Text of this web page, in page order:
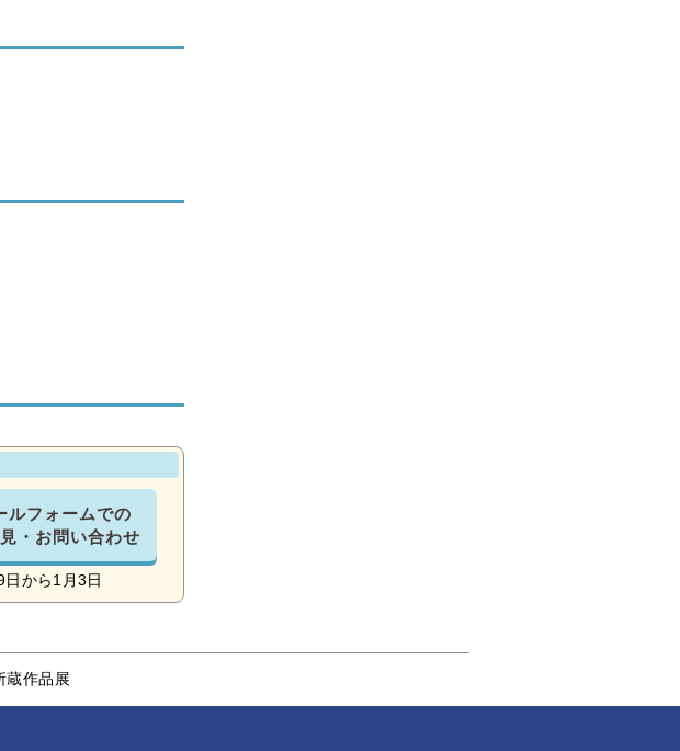
ルフォームでの
・お問い合わせ
から1月3日
蔵作品展